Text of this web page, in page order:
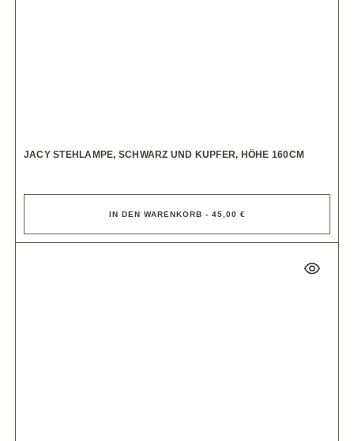
JACY STEHLAMPE, SCHWARZ UND KUPFER, HÖHE 160CM
IN DEN WARENKORB - 45,00 €